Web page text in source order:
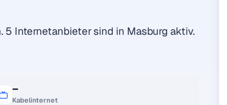
Internetanbieter sind in Masburg aktiv.
–
Kabelinternet